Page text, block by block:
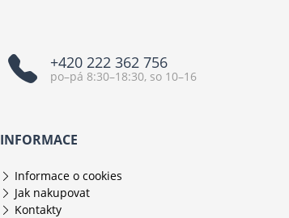
+420 222 362 756
po–pá 8:30–18:30, so 10–16
INFORMACE
Informace o cookies
Jak nakupovat
Kontakty